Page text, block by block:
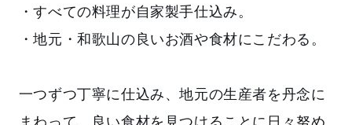
・すべての料理が自家製手仕込み。
・地元・和歌山の良いお酒や食材にこだわる。
一つずつ丁寧に仕込み、地元の生産者を丹念に